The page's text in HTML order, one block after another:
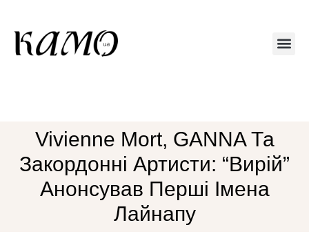
Vivienne Mort, GANNA Та
Закордонні Артисти: “Вирій”
Анонсував Перші Імена
Лайнапу